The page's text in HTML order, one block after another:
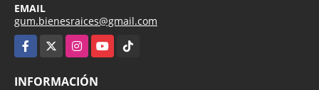
EMAIL
gum.bienesraices@gmail.com
Facebook
InstagramYouTubeTikTok
INFORMACIÓN